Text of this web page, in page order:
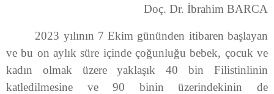
Doç. Dr. İbrahim BARCA
2023 yılının 7 Ekim gününden itibaren başlayan
ve bu on aylık süre içinde çoğunluğu bebek, çocuk ve
kadın olmak üzere yaklaşık 40 bin Filistinlinin
katledilmesine ve 90 binin üzerindekinin de